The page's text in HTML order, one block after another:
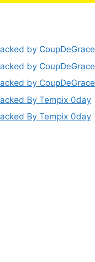
by CoupDeGrace
by CoupDeGrace
by CoupDeGrace
By Tempix 0day
By Tempix 0day